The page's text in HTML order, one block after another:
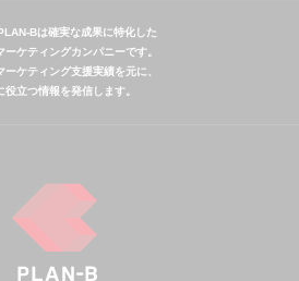
Bは確実な成果に特化した
ーケティングカンパニーです。
ーケティング支援実績を元に、
役立つ情報を発信します。